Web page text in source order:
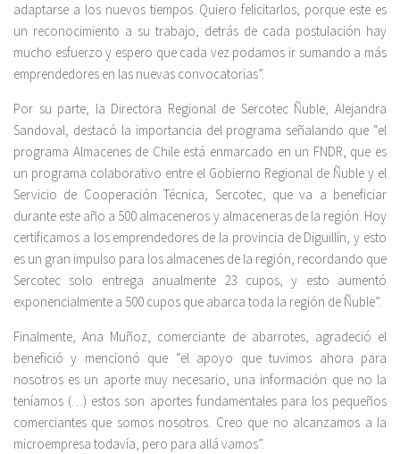
adaptarse a los nuevos tiempos. Quiero felicitarlos, porque este es
un reconocimiento a su trabajo, detrás de cada postulación hay
mucho esfuerzo y espero que cada vez podamos ir sumando a más
emprendedores en las nuevas convocatorias”.
Por su parte, la Directora Regional de Sercotec Ñuble, Alejandra
Sandoval, destacó la importancia del programa señalando que “el
programa Almacenes de Chile está enmarcado en un FNDR, que es
un programa colaborativo entre el Gobierno Regional de Ñuble y el
Servicio de Cooperación Técnica, Sercotec, que va a beneficiar
durante este año a 500 almaceneros y almaceneras de la región. Hoy
certificamos a los emprendedores de la provincia de Diguillín, y esto
es un gran impulso para los almacenes de la región, recordando que
Sercotec solo entrega anualmente 23 cupos, y esto aumentó
exponencialmente a 500 cupos que abarca toda la región de Ñuble”.
Finalmente, Ana Muñoz, comerciante de abarrotes, agradeció el
benefició y mencionó que “el apoyo que tuvimos ahora para
nosotros es un aporte muy necesario, una información que no la
teníamos (…) estos son aportes fundamentales para los pequeños
comerciantes que somos nosotros. Creo que no alcanzamos a la
microempresa todavía, pero para allá vamos”.